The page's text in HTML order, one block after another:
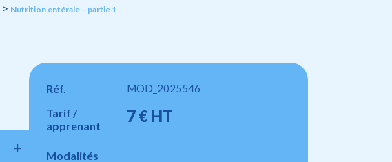
> Nutrition entérale – partie 1
Réf. MOD_2025546
Tarif /
apprenant
7 € HT
Modalités